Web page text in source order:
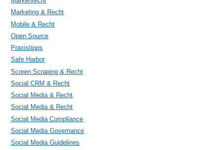
Marketing & Recht
Mobile & Recht
Open Source
Praxistipps
Safe Harbor
Screen Scraping & Recht
Social CRM & Recht
Social Media & Recht
Social Media & Recht
Social Media Compliance
Social Media Governance
Social Media Guidelines